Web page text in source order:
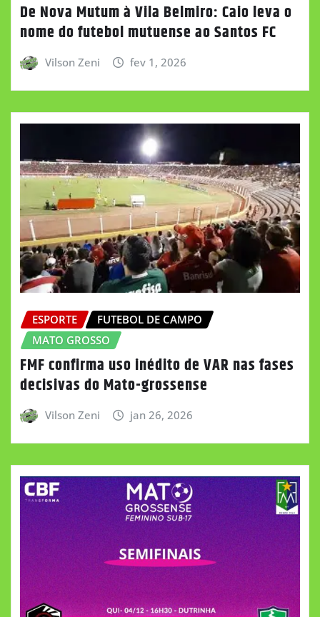
De Nova Mutum à Vila Belmiro: Caio leva o
nome do futebol mutuense ao Santos FC
Vilson Zeni fev 1, 2026
ESPORTE
FUTEBOL DE CAMPO
MATO GROSSO
FMF confirma uso inédito de VAR nas fases
decisivas do Mato-grossense
Vilson Zeni jan 26, 2026